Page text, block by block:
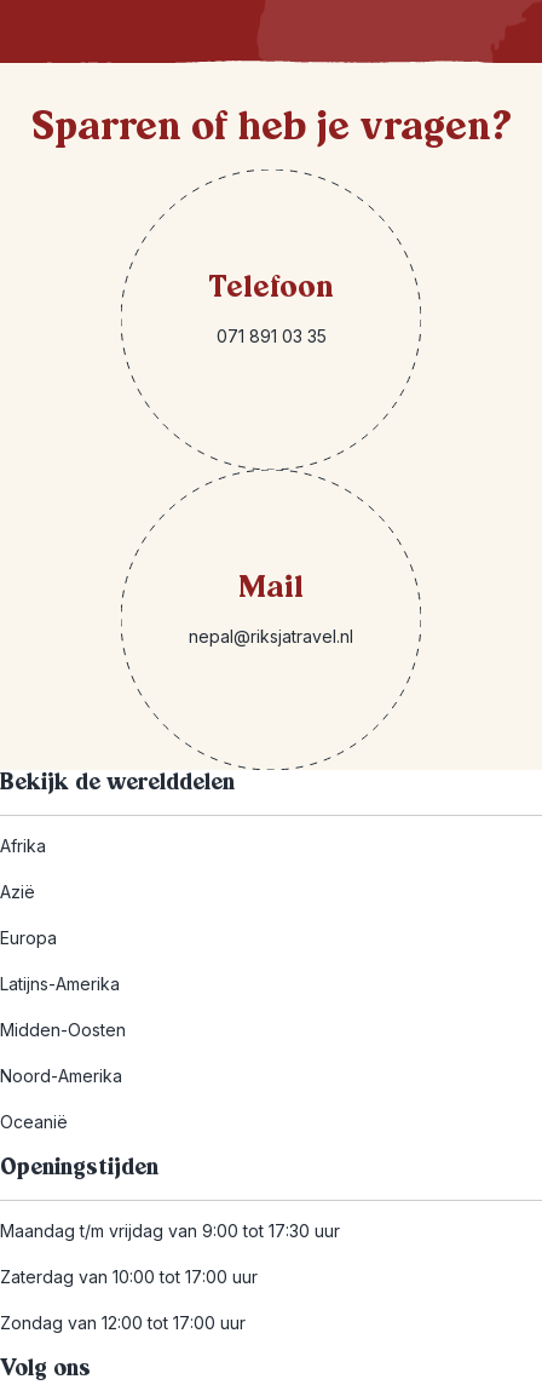
Sparren of heb je vragen?
Telefoon
071 891 03 35
Mail
nepal@riksjatravel.nl
Bekijk de werelddelen
Afrika
Azië
Europa
Latijns-Amerika
Midden-Oosten
Noord-Amerika
Oceanië
Openingstijden
Maandag t/m vrijdag van 9:00 tot 17:30 uur
Zaterdag van 10:00 tot 17:00 uur
Zondag van 12:00 tot 17:00 uur
Volg ons